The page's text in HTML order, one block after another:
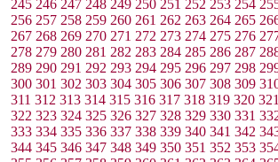
245 246 247 248 249 250 251 252 253 254
256 257 258 259 260 261 262 263 264 265
267 268 269 270 271 272 273 274 275 276
278 279 280 281 282 283 284 285 286 287
289 290 291 292 293 294 295 296 297 298
300 301 302 303 304 305 306 307 308 309
311 312 313 314 315 316 317 318 319 320
322 323 324 325 326 327 328 329 330 331
333 334 335 336 337 338 339 340 341 342
344 345 346 347 348 349 350 351 352 353